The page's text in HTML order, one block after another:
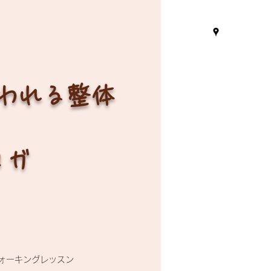
れる整体
ガ
ーキングレッスン